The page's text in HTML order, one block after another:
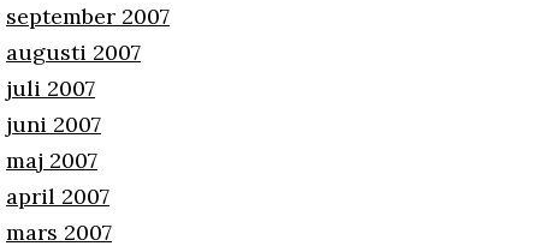
september 2007
augusti 2007
juli 2007
juni 2007
maj 2007
april 2007
mars 2007